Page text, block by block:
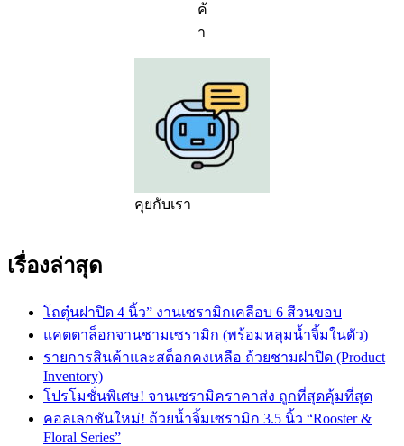
ค้
า
คุยกับเรา
เรื่องล่าสุด
โถตุ๋นฝาปิด 4 นิ้ว” งานเซรามิกเคลือบ 6 สีวนขอบ
แคตตาล็อกจานชามเซรามิก (พร้อมหลุมน้ำจิ้มในตัว)
รายการสินค้าและสต็อกคงเหลือ ถ้วยชามฝาปิด (Product
Inventory)
โปรโมชั่นพิเศษ! จานเซรามิคราคาส่ง ถูกที่สุดคุ้มที่สุด
คอลเลกชันใหม่! ถ้วยน้ำจิ้มเซรามิก 3.5 นิ้ว “Rooster &
Floral Series”